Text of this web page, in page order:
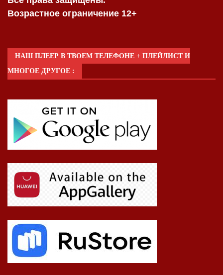
Возрастное ограничение 12+
НАШ ПЛЕЕР В ТВОЕМ ТЕЛЕФОНЕ + ПЛЕЙЛИСТ И
МНОГОЕ ДРУГОЕ :